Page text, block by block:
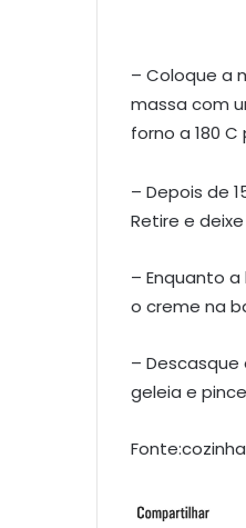
– Coloque a
massa com
forno a 180
– Depois de
Retire e
– Enquanto
o creme na
–
geleia e